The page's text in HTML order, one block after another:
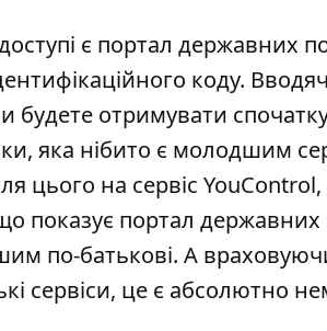
є портал державних
коду.
будете отримувати
яка нібито є молодшим
цього на сервіс
показує портал
по-батькові. А
сервіси, це є абсолютно